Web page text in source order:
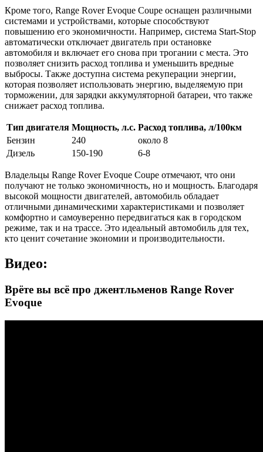
Кроме того, Range Rover Evoque Coupe оснащен различными
системами и устройствами, которые способствуют
повышению его экономичности. Например, система Start-Stop
автоматически отключает двигатель при остановке
автомобиля и включает его снова при трогании с места. Это
позволяет снизить расход топлива и уменьшить вредные
выбросы. Также доступна система рекуперации энергии,
которая позволяет использовать энергию, выделяемую при
торможении, для зарядки аккумуляторной батареи, что также
снижает расход топлива.
Тип двигателя Мощность, л.с. Расход топлива, л/100км
Бензин
240
около 8
Дизель
150-190 6-8
Владельцы Range Rover Evoque Coupe отмечают, что они
получают не только экономичность, но и мощность. Благодаря
высокой мощности двигателей, автомобиль обладает
отличными динамическими характеристиками и позволяет
комфортно и самоуверенно передвигаться как в городском
режиме, так и на трассе. Это идеальный автомобиль для тех,
кто ценит сочетание экономии и производительности.
Видео:
Врёте вы всё про джентльменов Range Rover
Evoque